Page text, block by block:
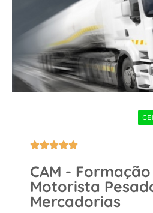

CAM -
Motorista
Mercadorias